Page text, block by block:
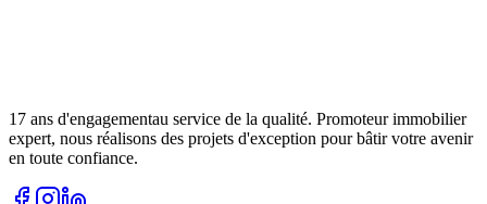
17 ans d'engagementau service de la qualité. Promoteur immobilier
expert, nous réalisons des projets d'exception pour bâtir votre avenir
en toute confiance.